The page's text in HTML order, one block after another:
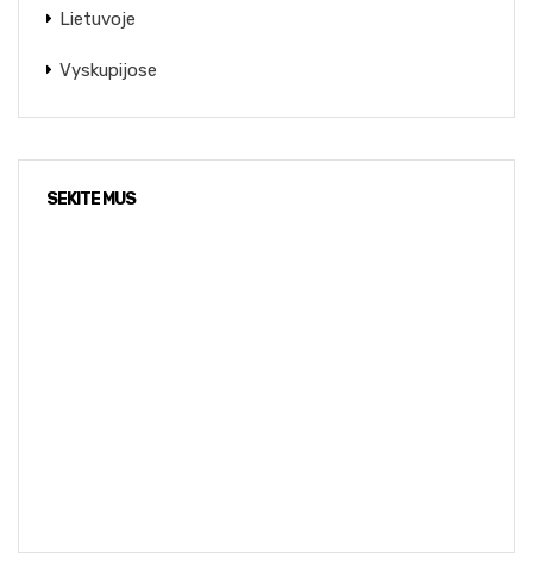
Lietuvoje
Vyskupijose
SEKITE MUS